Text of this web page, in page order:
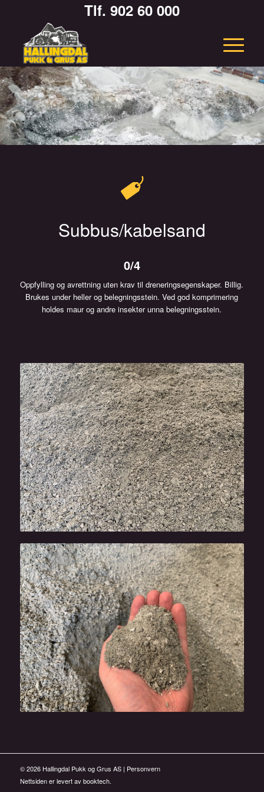
Tlf. 902 60 000
Subbus/kabelsand
0/4
Oppfylling og avrettning uten krav til dreneringsegenskaper. Billig.
Brukes under heller og belegningsstein. Ved god komprimering
holdes maur og andre insekter unna belegningsstein.
©2026Hallingdal Pukk og Grus AS | Personvern
Nettsiden er levert avbooktech.